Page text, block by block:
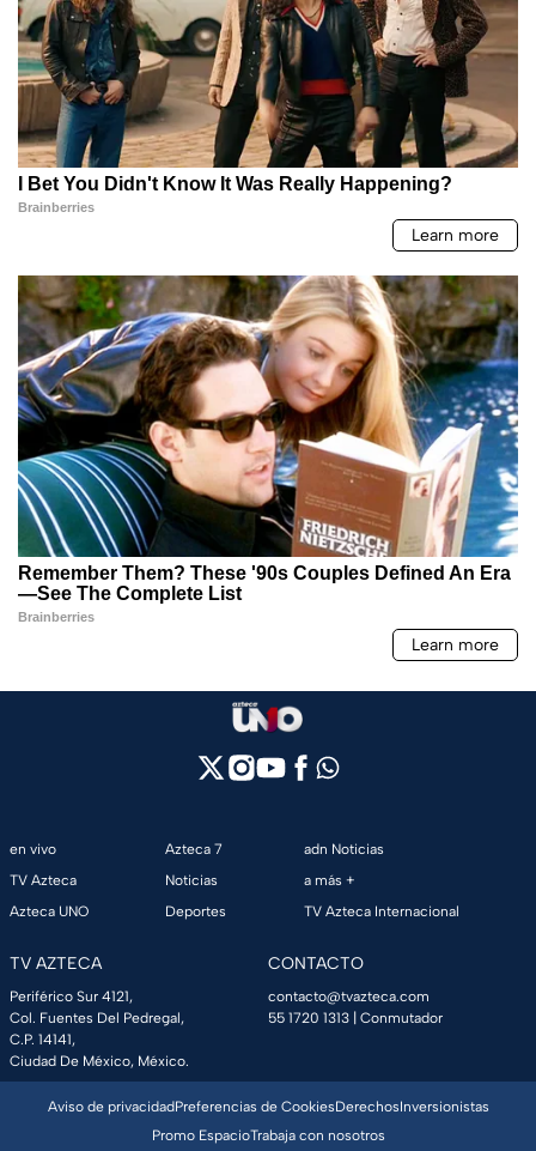
en vivo
TV Azteca
Azteca UNO
Azteca 7
Noticias
Deportes
adn Noticias
a más +
TV Azteca Internacional
TV AZTECA
Periférico Sur 4121,
Col. Fuentes Del Pedregal,
C.P. 14141,
Ciudad De México, México.
CONTACTO
contacto@tvazteca.com
55 1720 1313 | Conmutador
Aviso de privacidadPreferencias de CookiesDerechosInversionistas
Promo EspacioTrabaja con nosotros